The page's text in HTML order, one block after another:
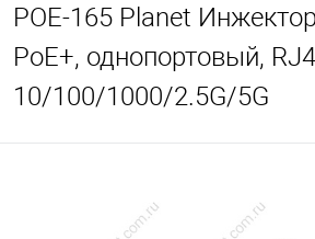
POE-165 Planet
PoE+, однопортовый,
10/100/1000/2.5G/5G